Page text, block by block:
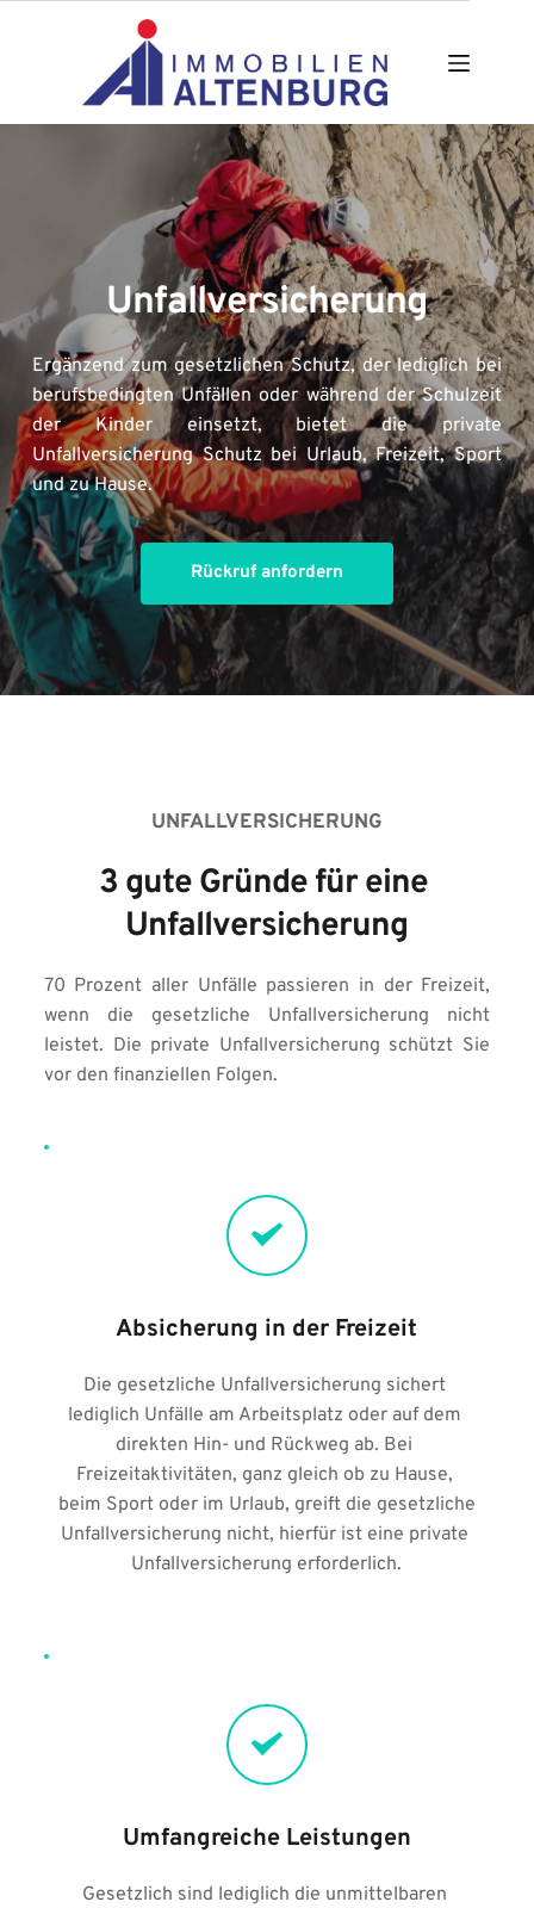
Unfallversicherung
Ergänzend zum gesetzlichen Schutz, der lediglich bei
berufsbedingten Unfällen oder während der Schulzeit
der Kinder einsetzt, bietet die private
Unfallversicherung Schutz bei Urlaub, Freizeit, Sport
und zu Hause.
Rückruf anfordern
UNFALLVERSICHERUNG
3 gute Gründe für eine
Unfallversicherung
70 Prozent aller Unfälle passieren in der Freizeit,
wenn die gesetzliche Unfallversicherung nicht
leistet. Die private Unfallversicherung schützt Sie
vor den finanziellen Folgen.
Absicherung in der Freizeit
Die gesetzliche Unfallversicherung sichert
lediglich Unfälle am Arbeitsplatz oder auf dem
direkten Hin- und Rückweg ab. Bei
Freizeitaktivitäten, ganz gleich ob zu Hause,
beim Sport oder im Urlaub, greift die gesetzliche
Unfallversicherung nicht, hierfür ist eine private
Unfallversicherung erforderlich.
Umfangreiche Leistungen
Gesetzlich sind lediglich die unmittelbaren